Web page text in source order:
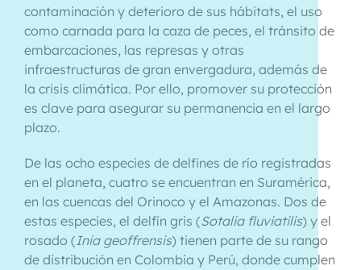
contaminación y deterioro de sus hábitats, el uso
como carnada para la caza de peces, el tránsito de
embarcaciones, las represas y otras
infraestructuras de gran envergadura, además de
la crisis climática. Por ello, promover su protección
es clave para asegurar su permanencia en el largo
plazo.
De las ocho especies de delfines de río registradas
en el planeta, cuatro se encuentran en Suramérica,
en las cuencas del Orinoco y el Amazonas. Dos de
estas especies, el delfín gris (Sotalia fluviatilis) y el
rosado (Inia geoffrensis) tienen parte de su rango
de distribución en Colombia y Perú, donde cumplen